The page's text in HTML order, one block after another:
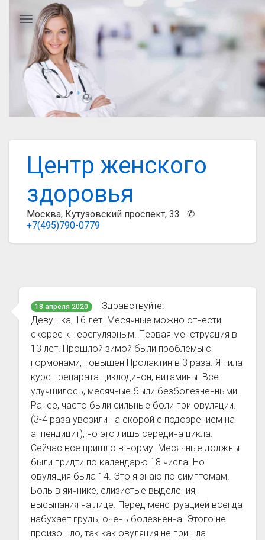
Центр женского
здоровья
Москва, Кутузовский проспект, 33 ✆
+7(495)790-0779
Главное меню
18 апреля 2020
Здравствуйте!
Девушка, 16 лет. Месячные можно отнести
скорее к нерегулярным. Первая менструация в
13 лет. Прошлой зимой были проблемы с
гормонами, повышен Пролактин в 3 раза. Я пила
курс препарата циклодинон, витамины. Все
улучшилось, месячные были безболезненными.
Ранее, часто были сильные боли при овуляции.
(3-4 раза увозили на скорой с подозрением на
аппендицит), но это лишь середина цикла.
Сейчас все пришло в норму. Месячные должны
были придти по календарю 18 числа. Но
овуляция была 14. Это я знаю по симптомам.
Боль в яичнике, слизистые выделения,
высыпания на лице. Перед менструацией всегда
набухает грудь, очень болезненна. Этого не
произошло, так как овуляция не пришла